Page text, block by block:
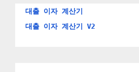
대출 이자 계산기
대출 이자 계산기 V2